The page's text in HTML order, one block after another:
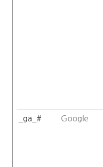
_ga_# Google